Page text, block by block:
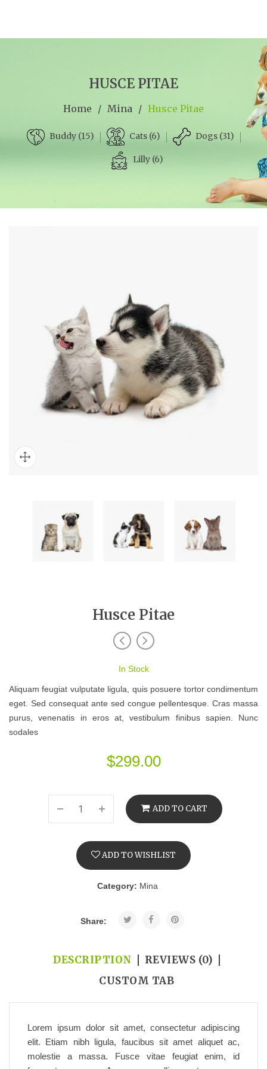
HUSCE PITAE
Home / Mina / Husce Pitae
Buddy (15) Cats (6) Dogs (31)
Lilly (6)
Husce Pitae
In Stock
Aliquam feugiat vulputate ligula, quis posuere tortor condimentum
eget. Sed consequat ante sed congue pellentesque. Cras massa
purus, venenatis in eros at, vestibulum finibus sapien. Nunc
sodales
$299.00
ADD TO CART
ADD TO WISHLIST
Category: Mina
Share:
DESCRIPTION
REVIEWS (0)
CUSTOM TAB
Lorem ipsum dolor sit amet, consectetur adipiscing
elit. Etiam nibh ligula, faucibus sit amet aliquet ac,
molestie a massa. Fusce vitae feugiat enim, id